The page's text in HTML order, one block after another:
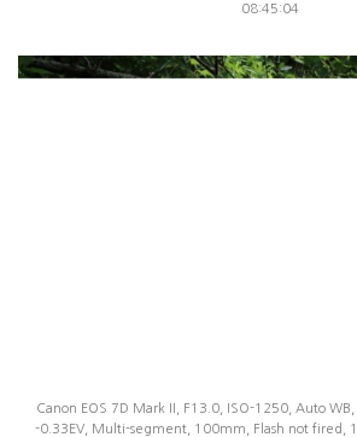
08:45:04
Canon EOS 7D Mark II, F13.0, ISO-1250, Auto
-0.33EV, Multi-segment, 100mm, Flash not fired,